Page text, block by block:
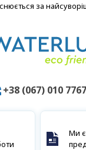
за
+38 (067) 010 7767
Ми